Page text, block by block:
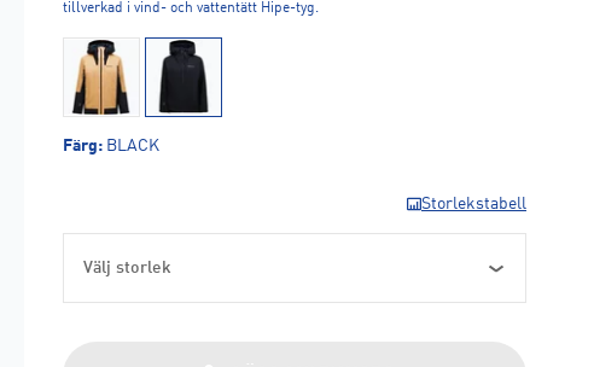
tillverkad i vind- och vattentätt Hipe-tyg.
Färg: BLACK
Storlekstabell
Välj storlek